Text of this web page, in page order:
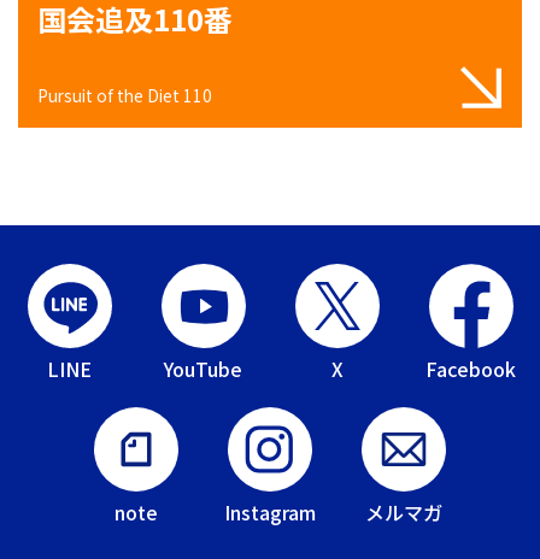
国会追及110番
Pursuit of the Diet 110
LINE YouTube X Facebook
note Instagram メルマガ